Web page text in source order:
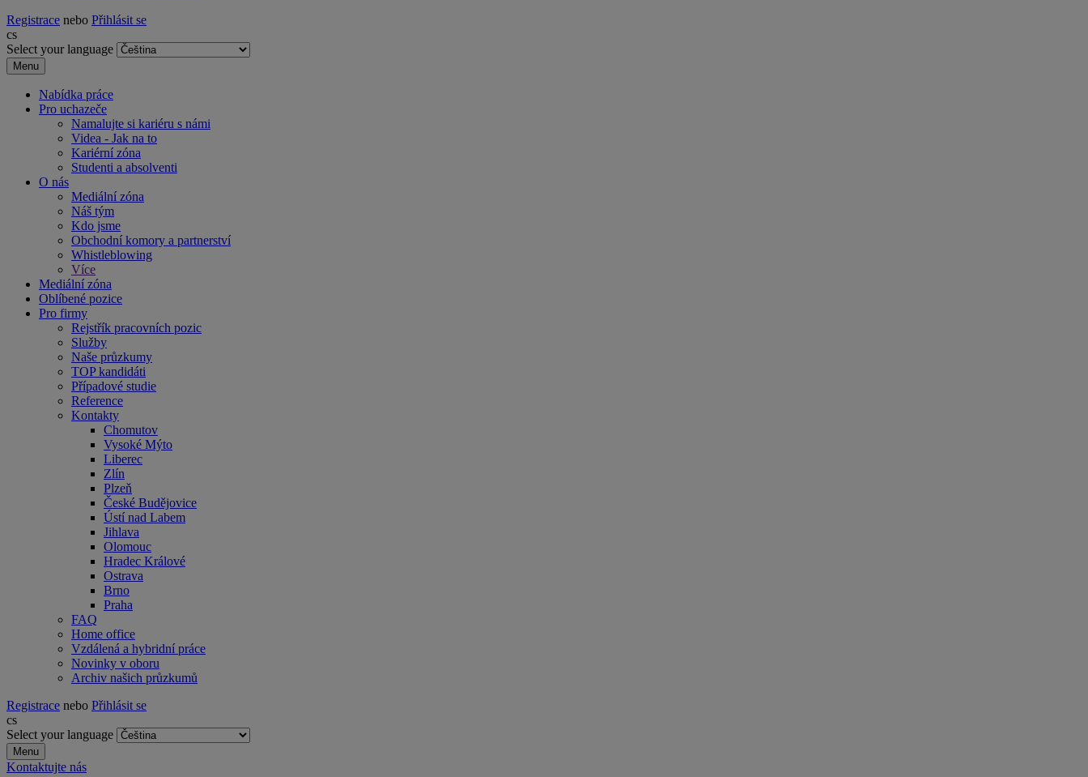
Registrace nebo Přihlásit se
cs
Select your language
Menu
Nabídka práce
Pro uchazeče
Namalujte si kariéru s námi
Videa - Jak na to
Kariérní zóna
Studenti a absolventi
O nás
Mediální zóna
Náš tým
Kdo jsme
Obchodní komory a partnerství
Whistleblowing
Více
Mediální zóna
Oblíbené pozice
Pro firmy
Rejstřík pracovních pozic
Služby
Naše průzkumy
TOP kandidáti
Případové studie
Reference
Kontakty
Chomutov
Vysoké Mýto
Liberec
Zlín
Plzeň
České Budějovice
Ústí nad Labem
Jihlava
Olomouc
Hradec Králové
Ostrava
Brno
Praha
FAQ
Home office
Vzdálená a hybridní práce
Novinky v oboru
Archiv našich průzkumů
Registrace nebo Přihlásit se
cs
Select your language
Menu
Kontaktujte nás